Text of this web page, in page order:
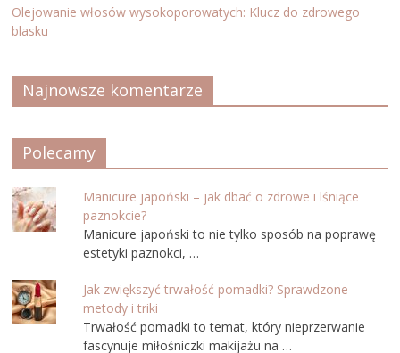
Olejowanie włosów wysokoporowatych: Klucz do zdrowego
blasku
Najnowsze komentarze
Polecamy
Manicure japoński – jak dbać o zdrowe i lśniące
paznokcie?
Manicure japoński to nie tylko sposób na poprawę
estetyki paznokci, …
Jak zwiększyć trwałość pomadki? Sprawdzone
metody i triki
Trwałość pomadki to temat, który nieprzerwanie
fascynuje miłośniczki makijażu na …